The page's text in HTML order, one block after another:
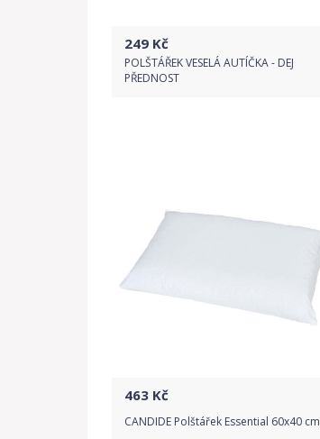
249 Kč
POLŠTÁŘEK VESELÁ AUTÍČKA - DEJ
PŘEDNOST
463 Kč
CANDIDE Polštářek Essential 60x40 cm